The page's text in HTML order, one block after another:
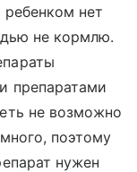
нет
не кормлю.
препаратами
не возможно
поэтому
нужен